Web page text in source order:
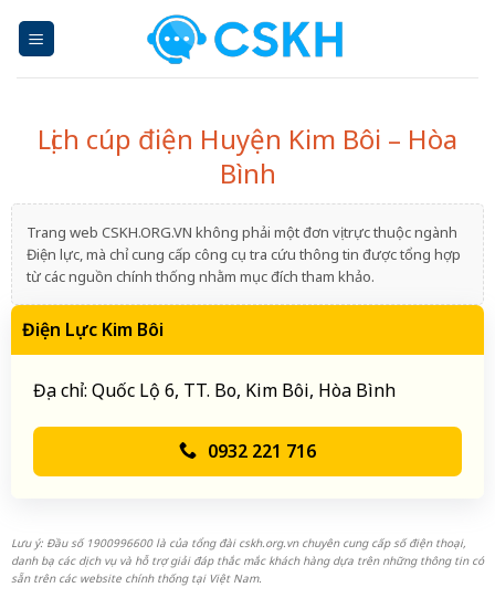
Lịch cúp điện Huyện Kim Bôi – Hòa
Bình
Trang web CSKH.ORG.VN không phải một đơn vị trực thuộc ngành
Điện lực, mà chỉ cung cấp công cụ tra cứu thông tin được tổng hợp
từ các nguồn chính thống nhằm mục đích tham khảo.
Điện Lực Kim Bôi
Địa chỉ: Quốc Lộ 6, TT. Bo, Kim Bôi, Hòa Bình
0932 221 716
Lưu ý: Đầu số 1900996600 là của tổng đài cskh.org.vn chuyên cung cấp số điện thoại,
danh bạ các dịch vụ và hỗ trợ giải đáp thắc mắc khách hàng dựa trên những thông tin có
sẵn trên các website chính thống tại Việt Nam.